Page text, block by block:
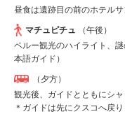
昼食は遺跡目の前のホテル
マチュピチュ
（午後）
ペルー観光のハイライト、
本語ガイド）
（夕方）
観光後、ガイドとともにシ
＊ガイドは先にクスコへ戻り